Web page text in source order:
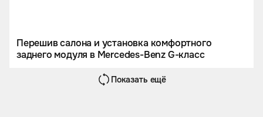
Перешив салона и установка комфортного
заднего модуля в Mercedes-Benz G-класс
Показать ещё